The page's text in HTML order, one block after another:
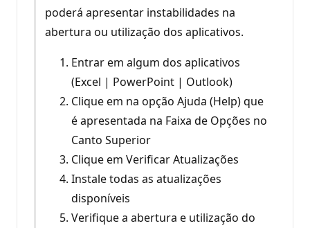
poderá apresentar instabilidades na
abertura ou utilização dos aplicativos.
Entrar em algum dos aplicativos
(Excel | PowerPoint | Outlook)
Clique em na opção Ajuda (Help) que
é apresentada na Faixa de Opções no
Canto Superior
Clique em Verificar Atualizações
Instale todas as atualizações
disponíveis
Verifique a abertura e utilização do